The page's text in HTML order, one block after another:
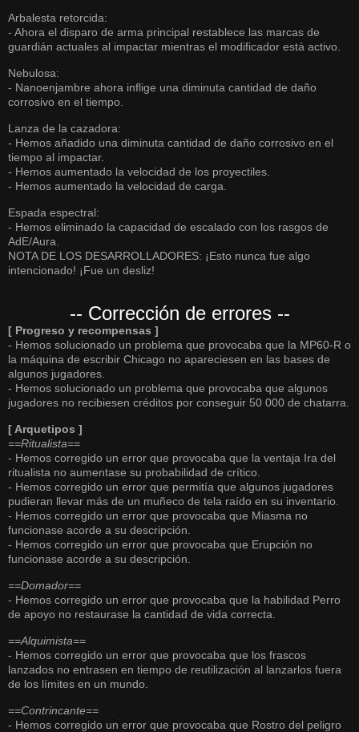
Arbalesta retorcida:
- Ahora el disparo de arma principal restablece las marcas de
guardián actuales al impactar mientras el modificador está activo.
Nebulosa:
- Nanoenjambre ahora inflige una diminuta cantidad de daño
corrosivo en el tiempo.
Lanza de la cazadora:
- Hemos añadido una diminuta cantidad de daño corrosivo en el
tiempo al impactar.
- Hemos aumentado la velocidad de los proyectiles.
- Hemos aumentado la velocidad de carga.
Espada espectral:
- Hemos eliminado la capacidad de escalado con los rasgos de
AdE/Aura.
NOTA DE LOS DESARROLLADORES: ¡Esto nunca fue algo
intencionado! ¡Fue un desliz!
-- Corrección de errores --
[ Progreso y recompensas ]
- Hemos solucionado un problema que provocaba que la MP60-R o
la máquina de escribir Chicago no apareciesen en las bases de
algunos jugadores.
- Hemos solucionado un problema que provocaba que algunos
jugadores no recibiesen créditos por conseguir 50 000 de chatarra.
[ Arquetipos ]
==Ritualista==
- Hemos corregido un error que provocaba que la ventaja Ira del
ritualista no aumentase su probabilidad de crítico.
- Hemos corregido un error que permitía que algunos jugadores
pudieran llevar más de un muñeco de tela raído en su inventario.
- Hemos corregido un error que provocaba que Miasma no
funcionase acorde a su descripción.
- Hemos corregido un error que provocaba que Erupción no
funcionase acorde a su descripción.
==Domador==
- Hemos corregido un error que provocaba que la habilidad Perro
de apoyo no restaurase la cantidad de vida correcta.
==Alquimista==
- Hemos corregido un error que provocaba que los frascos
lanzados no entrasen en tiempo de reutilización al lanzarlos fuera
de los límites en un mundo.
==Contrincante==
- Hemos corregido un error que provocaba que Rostro del peligro